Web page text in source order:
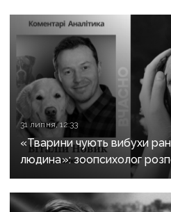
31 липня, 12:33
«Тварини чують вибухи
людина»: зоопсихолог
на домашніх улюбленців